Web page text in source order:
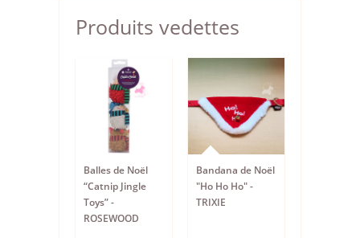
Produits vedettes
Balles de Noël
“Catnip Jingle
Toys” -
ROSEWOOD
Bandana de Noël
"Ho Ho Ho" -
TRIXIE